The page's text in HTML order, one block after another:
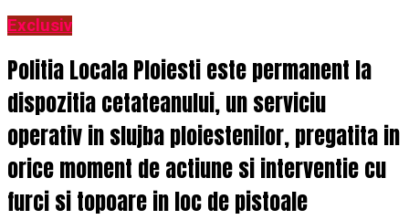
Exclusiv
Politia Locala Ploiesti este permanent la
dispozitia cetateanului, un serviciu
operativ in slujba ploiestenilor, pregatita in
orice moment de actiune si interventie cu
furci si topoare in loc de pistoale